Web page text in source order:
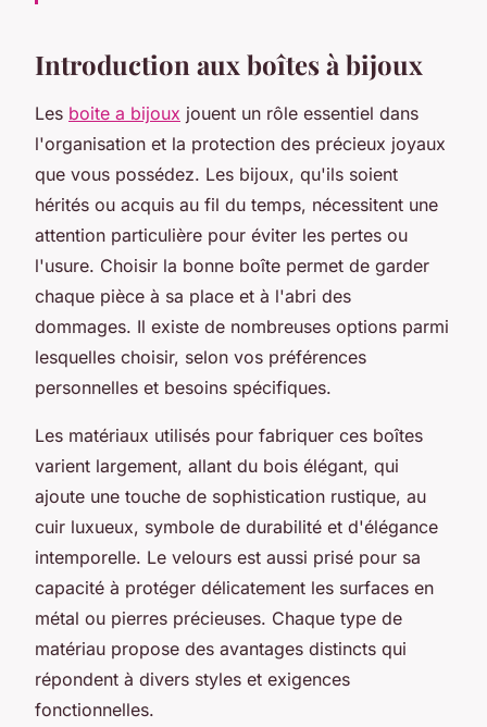
Introduction aux boîtes à bijoux
Les boite a bijoux jouent un rôle essentiel dans
l'organisation et la protection des précieux joyaux
que vous possédez. Les bijoux, qu'ils soient
hérités ou acquis au fil du temps, nécessitent une
attention particulière pour éviter les pertes ou
l'usure. Choisir la bonne boîte permet de garder
chaque pièce à sa place et à l'abri des
dommages. Il existe de nombreuses options parmi
lesquelles choisir, selon vos préférences
personnelles et besoins spécifiques.
Les matériaux utilisés pour fabriquer ces boîtes
varient largement, allant du bois élégant, qui
ajoute une touche de sophistication rustique, au
cuir luxueux, symbole de durabilité et d'élégance
intemporelle. Le velours est aussi prisé pour sa
capacité à protéger délicatement les surfaces en
métal ou pierres précieuses. Chaque type de
matériau propose des avantages distincts qui
répondent à divers styles et exigences
fonctionnelles.